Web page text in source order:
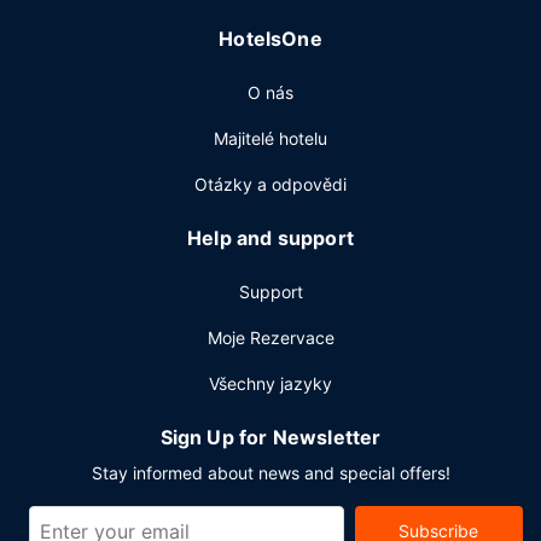
HotelsOne
O nás
Majitelé hotelu
Otázky a odpovědi
Help and support
Support
Moje Rezervace
Všechny jazyky
Sign Up for Newsletter
Stay informed about news and special offers!
Subscribe